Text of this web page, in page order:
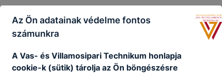
Az Ön adatainak védelme fontos
számunkra
A Vas- és Villamosipari Technikum honlapja
cookie-k (sütik) tárolja az Ön böngészésre